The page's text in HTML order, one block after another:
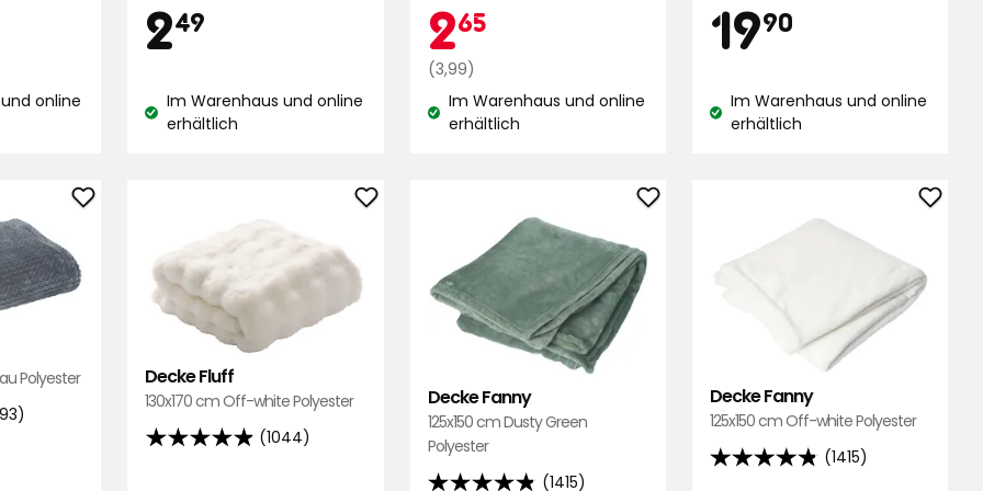
online
5
Sternen,
609
Preis
249
€
Lagerbestand:
Im Warenhaus und online
erhältlich
5
Sternen,
basierend
auf
Aktionspreis
2652,65
€
Regulärer
Preis
3,99
(3,99)
Lagerbestand:
Im Warenhaus und online
erhältlich
5
Sternen,
auf
1093
Preis
199019,90
€
Lagerbestand:
Im Warenhaus und online
erhältlich
Polyester
Decke
Favoriten
hinzufügen
Decke Fluff
130x170 cm Off-white Polyester
(1044)
4.9
Decke
Favoriten
hinzufügen
Decke Fanny
125x150 cm Dusty Green
Polyester
(1415)
Decke
zu
Decke Fanny
125x150 cm Off-white Polyester
(1415)
4.8
Decke